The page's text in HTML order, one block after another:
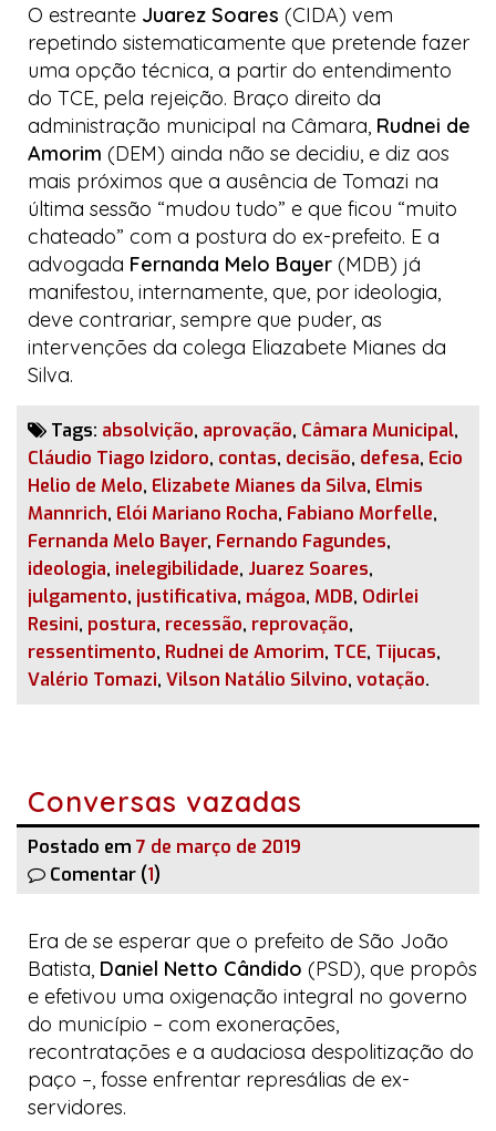
O estreante Juarez Soares (CIDA) vem
repetindo sistematicamente que pretende fazer
uma opção técnica, a partir do entendimento
do TCE, pela rejeição. Braço direito da
administração municipal na Câmara, Rudnei de
Amorim (DEM) ainda não se decidiu, e diz aos
mais próximos que a ausência de Tomazi na
última sessão “mudou tudo” e que ficou “muito
chateado” com a postura do ex-prefeito. E a
advogada Fernanda Melo Bayer (MDB) já
manifestou, internamente, que, por ideologia,
deve contrariar, sempre que puder, as
intervenções da colega Eliazabete Mianes da
Silva.
Tags: absolvição, aprovação, Câmara Municipal,
Cláudio Tiago Izidoro, contas, decisão, defesa, Ecio
Helio de Melo, Elizabete Mianes da Silva, Elmis
Mannrich, Elói Mariano Rocha, Fabiano Morfelle,
Fernanda Melo Bayer, Fernando Fagundes,
ideologia, inelegibilidade, Juarez Soares,
julgamento, justificativa, mágoa, MDB, Odirlei
Resini, postura, recessão, reprovação,
ressentimento, Rudnei de Amorim, TCE, Tijucas,
Valério Tomazi, Vilson Natálio Silvino, votação.
Conversas vazadas
Postado em 7 de março de 2019
Comentar (1)
Era de se esperar que o prefeito de São João
Batista, Daniel Netto Cândido (PSD), que propôs
e efetivou uma oxigenação integral no governo
do município – com exonerações,
recontratações e a audaciosa despolitização do
paço –, fosse enfrentar represálias de ex-
servidores.